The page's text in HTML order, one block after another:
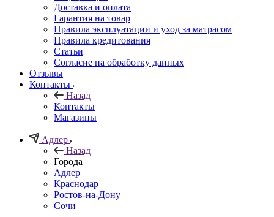
Доставка и оплата
Гарантия на товар
Правила эксплуатации и уход за матрасом
Правила кредитования
Статьи
Согласие на обработку данных
Отзывы
Контакты
Назад
Контакты
Магазины
Адлер
Назад
Города
Адлер
Краснодар
Ростов-на-Дону
Сочи